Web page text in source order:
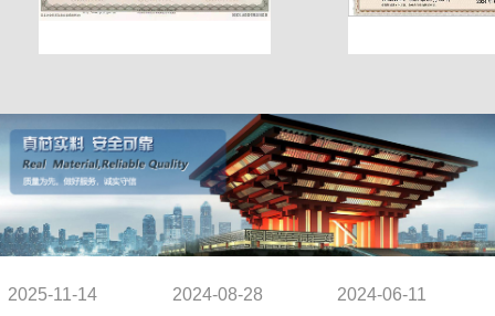
2025-11-14
2024-08-28
2024-06-11